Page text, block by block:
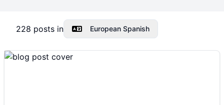
228 posts in European Spanish